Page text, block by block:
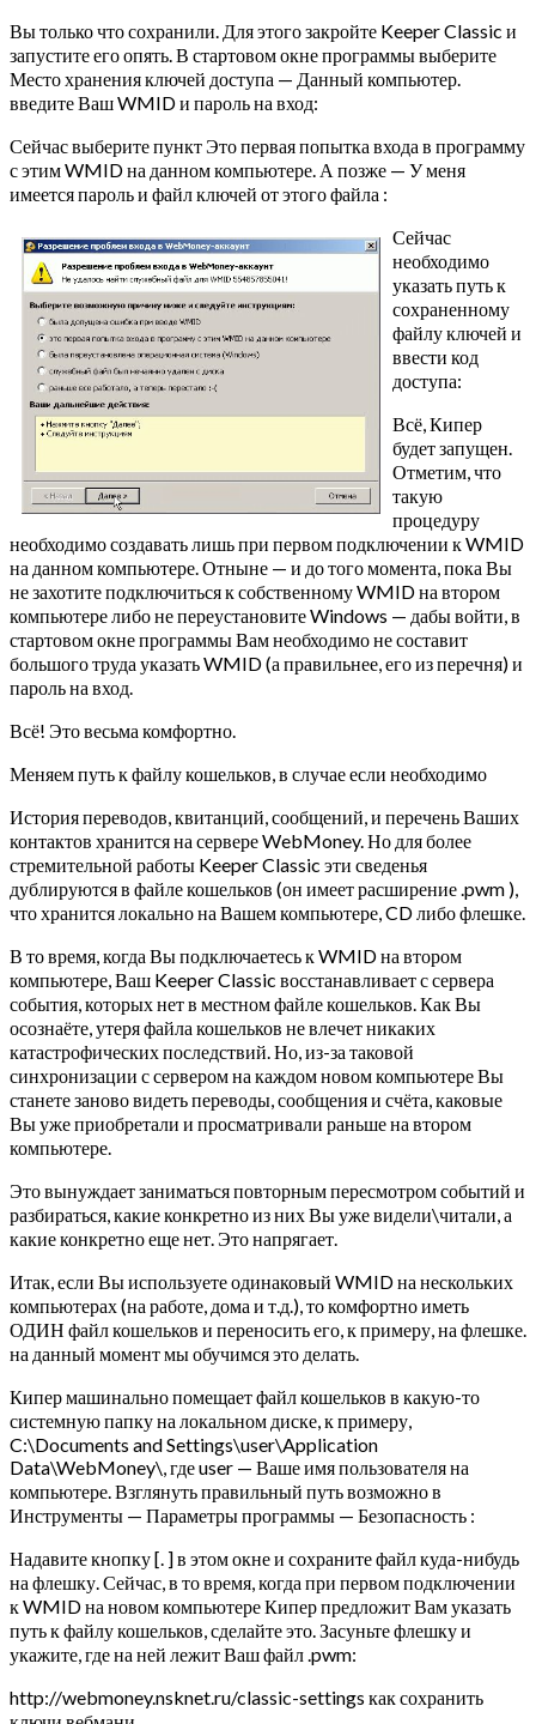
Вы только что сохранили. Для этого закройте Keeper Classic и
запустите его опять. В стартовом окне программы выберите
Место хранения ключей доступа — Данный компьютер.
введите Ваш WMID и пароль на вход:
Сейчас выберите пункт Это первая попытка входа в программу
с этим WMID на данном компьютере. А позже — У меня
имеется пароль и файл ключей от этого файла :
Сейчас
необходимо
указать путь к
сохраненному
файлу ключей и
ввести код
доступа:
Всё, Кипер
будет запущен.
Отметим, что
такую
процедуру
необходимо создавать лишь при первом подключении к WMID
на данном компьютере. Отныне — и до того момента, пока Вы
не захотите подключиться к собственному WMID на втором
компьютере либо не переустановите Windows — дабы войти, в
стартовом окне программы Вам необходимо не составит
большого труда указать WMID (а правильнее, его из перечня) и
пароль на вход.
Всё! Это весьма комфортно.
Меняем путь к файлу кошельков, в случае если необходимо
История переводов, квитанций, сообщений, и перечень Ваших
контактов хранится на сервере WebMoney. Но для более
стремительной работы Keeper Classic эти сведенья
дублируются в файле кошельков (он имеет расширение .pwm ),
что хранится локально на Вашем компьютере, CD либо флешке.
В то время, когда Вы подключаетесь к WMID на втором
компьютере, Ваш Keeper Classic восстанавливает с сервера
события, которых нет в местном файле кошельков. Как Вы
осознаёте, утеря файла кошельков не влечет никаких
катастрофических последствий. Но, из-за таковой
синхронизации с сервером на каждом новом компьютере Вы
станете заново видеть переводы, сообщения и счёта, каковые
Вы уже приобретали и просматривали раньше на втором
компьютере.
Это вынуждает заниматься повторным пересмотром событий и
разбираться, какие конкретно из них Вы уже видели\читали, а
какие конкретно еще нет. Это напрягает.
Итак, если Вы используете одинаковый WMID на нескольких
компьютерах (на работе, дома и т.д.), то комфортно иметь
ОДИН файл кошельков и переносить его, к примеру, на флешке.
на данный момент мы обучимся это делать.
Кипер машинально помещает файл кошельков в какую-то
системную папку на локальном диске, к примеру,
C:\Documents and Settings\user\Application
Data\WebMoney\, где user — Ваше имя пользователя на
компьютере. Взглянуть правильный путь возможно в
Инструменты — Параметры программы — Безопасность :
Надавите кнопку [. ] в этом окне и сохраните файл куда-нибудь
на флешку. Сейчас, в то время, когда при первом подключении
к WMID на новом компьютере Кипер предложит Вам указать
путь к файлу кошельков, сделайте это. Засуньте флешку и
укажите, где на ней лежит Ваш файл .pwm:
http://webmoney.nsknet.ru/classic-settings как сохранить